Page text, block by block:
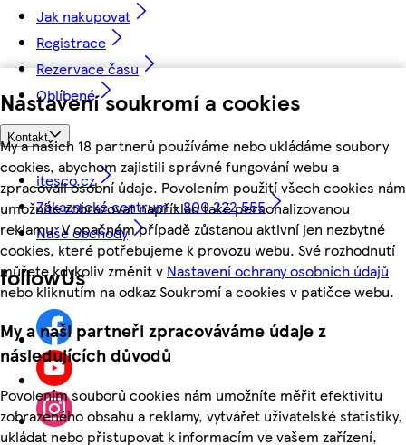
Nastavení soukromí a cookies
My a našich 18 partnerů používáme nebo ukládáme soubory
cookies, abychom zajistili správné fungování webu a
zpracovali osobní údaje. Povolením použití všech cookies nám
umožníte zobrazovat například také personalizovanou
reklamu. V opačném případě zůstanou aktivní jen nezbytné
cookies, které potřebujeme k provozu webu. Své rozhodnutí
můžete kdykoliv změnit v Nastavení ochrany osobních údajů
nebo kliknutím na odkaz Soukromí a cookies v patičce webu.
My a naši partneři zpracováváme údaje z
následujících důvodů
Povolením souborů cookies nám umožníte měřit efektivitu
zobrazeného obsahu a reklamy, vytvářet uživatelské statistiky,
ukládat nebo přistupovat k informacím ve vašem zařízení,
Jak nakupovat
Registrace
Rezervace času
Oblíbené
Kontakt
itesco.cz
Zákaznické centrum - 800 222 555
Naše obchody
followUs